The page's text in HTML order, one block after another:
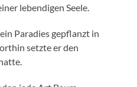
lebendigen Seele.
Paradies gepflanzt in
setzte er den